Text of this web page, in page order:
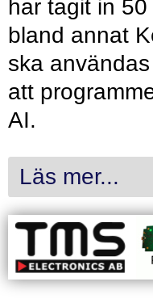
har tagit in
bland annat
ska
att
AI.
Läs mer...